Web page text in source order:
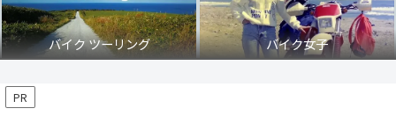
バイク ツーリング バイク女子
PR